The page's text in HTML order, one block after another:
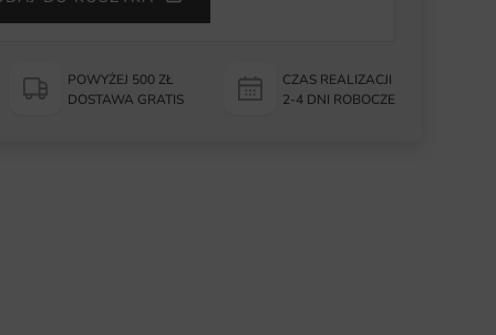
POWYŻEJ 500 ZŁ
DOSTAWA GRATIS
CZAS REALIZACJI
2-4 DNI ROBOCZE